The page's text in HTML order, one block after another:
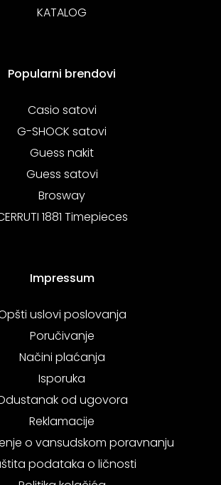
KATALOG
Popularni brendovi
Casio satovi
G-SHOCK satovi
Guess nakit
Guess satovi
Brosway
1881 Timepieces
Impressum
uslovi poslovanja
Poručivanje
Načini plaćanja
Isporuka
od ugovora
Reklamacije
o vansudskom poravnanju
podataka o ličnosti